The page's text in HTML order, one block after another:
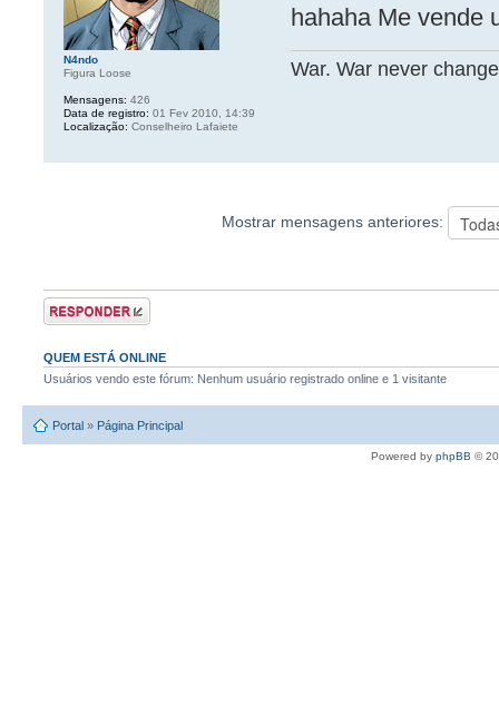
hahaha Me vende
War. War never
N4ndo
Figura Loose
Mensagens: 426
Data de registro: 01 Fev 2010, 14:39
Localização: Conselheiro Lafaiete
Mostrar mensagens anteriores:
Postar uma
resposta
QUEM ESTÁ ONLINE
Usuários vendo este fórum: Nenhum usuário registrado online e 1 visitante
Portal » Página Principal
Powered by phpBB ©